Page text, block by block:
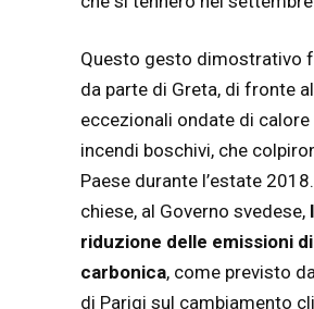
Questo gesto dimostrativo
da parte di Greta, di fronte
eccezionali ondate di calore
incendi boschivi, che
Paese durante l’estate
chiese, al Governo svedese,
riduzione delle emissioni
carbonica, come previsto
di Parigi sul cambiamento